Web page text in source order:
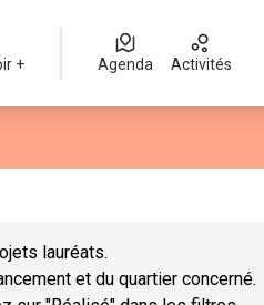
+ Agenda Activités
lauréats.
et du quartier concerné.